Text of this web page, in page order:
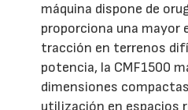
máquina dispone de
proporciona una mayor
tracción en terrenos
potencia, la CMF1500
dimensiones
utilización en espacios